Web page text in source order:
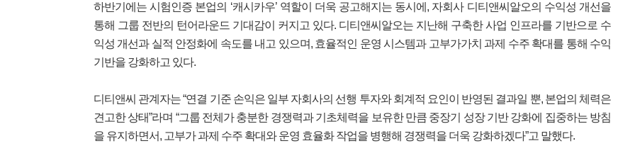
하반기에는 시험인증 본업의 ‘캐시카우’ 역할이 더욱 공고해지는 동시에, 자회사 디티앤씨알오의 수익성 개선을
통해 그룹 전반의 턴어라운드 기대감이 커지고 있다. 디티앤씨알오는 지난해 구축한 사업 인프라를 기반으로 수
익성 개선과 실적 안정화에 속도를 내고 있으며, 효율적인 운영 시스템과 고부가가치 과제 수주 확대를 통해 수익
기반을 강화하고 있다.
디티앤씨 관계자는 “연결 기준 손익은 일부 자회사의 선행 투자와 회계적 요인이 반영된 결과일 뿐, 본업의 체력은
견고한 상태”라며 “그룹 전체가 충분한 경쟁력과 기초체력을 보유한 만큼 중장기 성장 기반 강화에 집중하는 방침
을 유지하면서, 고부가 과제 수주 확대와 운영 효율화 작업을 병행해 경쟁력을 더욱 강화하겠다”고 말했다.